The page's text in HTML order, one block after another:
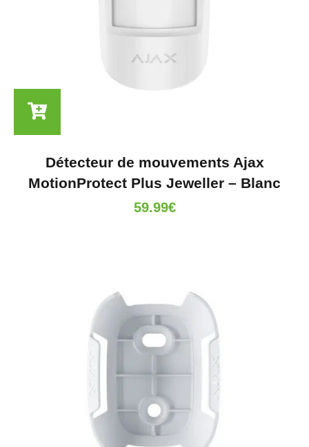
Détecteur de mouvements Ajax
MotionProtect Plus Jeweller – Blanc
59.99€